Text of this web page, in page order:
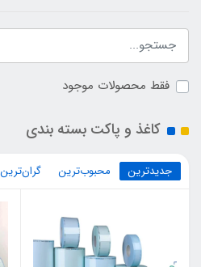
فقط محصولات موجود
کاغذ و پاکت بسته بندی
جدیدترین محبوب‌ترین گران‌ترین